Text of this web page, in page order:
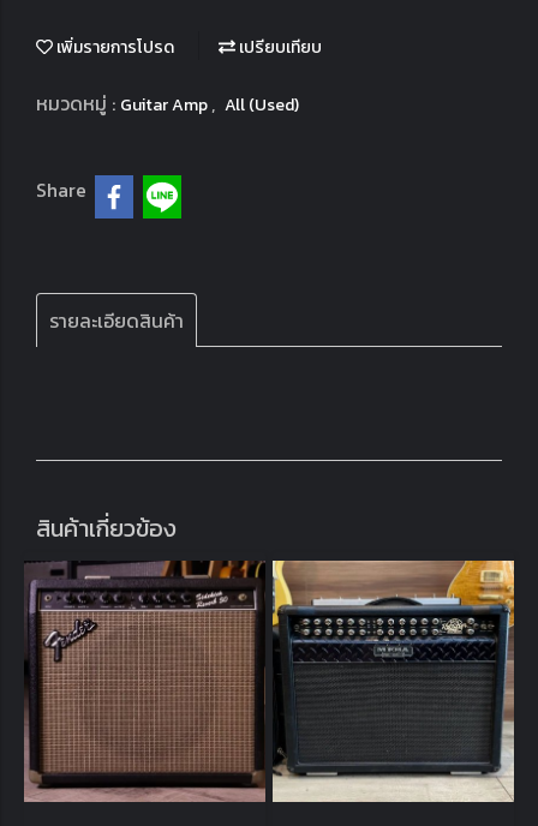
เพิ่มรายการโปรด เปรียบเทียบ
หมวดหมู่ : Guitar Amp, All (Used)
Share
รายละเอียดสินค้า
สินค้าเกี่ยวข้อง